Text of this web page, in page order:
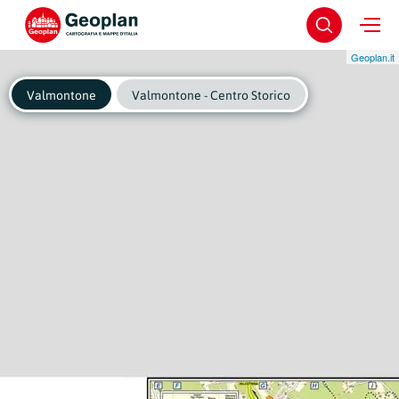
Geoplan.it
Valmontone Valmontone - Centro Storico